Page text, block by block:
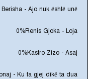
Berisha - Ajo nuk është unë
Renis Gjoka - Loja
0%
Kastro Zizo - Asaj
0%
- Ku ta gjej dikë ta dua